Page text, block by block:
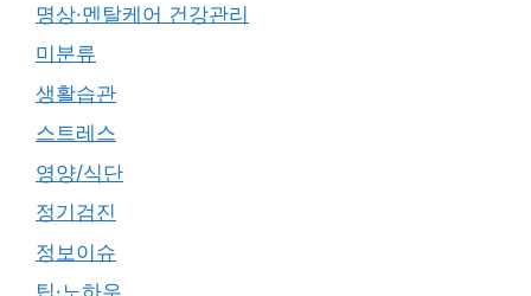
명상·멘탈케어 건강관리
미분류
생활습관
스트레스
영양/식단
정기검진
정보이슈